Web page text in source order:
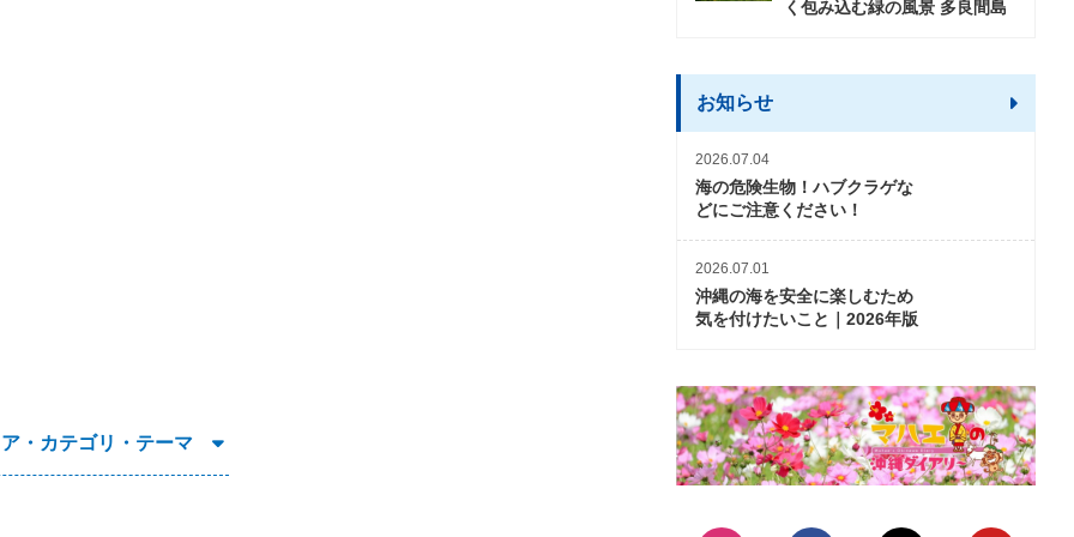
・カテゴリ・テーマ
く包み込む緑の風景 多良間島
お知らせ
2026.07.04
海の危険生物！ハブクラゲな
どにご注意ください！
2026.07.01
沖縄の海を安全に楽しむため
気を付けたいこと｜2026年版